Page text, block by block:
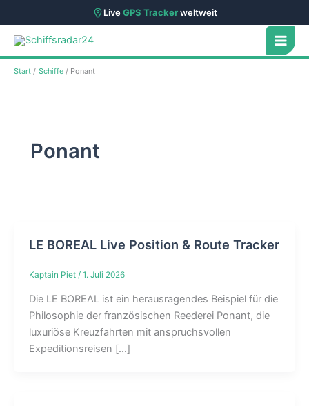
LiveGPS Trackerweltweit
Zum
Inhalt
springen
Start Schiffe Ponant
Ponant
LE BOREAL Live Position & Route Tracker
Kaptain Piet / 1. Juli 2026
Die LE BOREAL ist ein herausragendes Beispiel für die
Philosophie der französischen Reederei Ponant, die
luxuriöse Kreuzfahrten mit anspruchsvollen
Expeditionsreisen […]